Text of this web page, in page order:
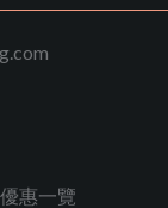
惠一覽